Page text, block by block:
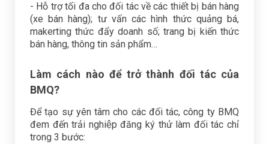
- Hỗ trợ tối đa cho đối tác về các thiết bị bán hàng
(xe bán hàng); tư vấn các hình thức quảng bá,
makerting thức đẩy doanh số; trang bị kiến thức
bán hàng, thông tin sản phẩm…
Làm cách nào để trở thành đối tác của
BMQ?
Để tạo sự yên tâm cho các đối tác, công ty BMQ
đem đến trải nghiệp đăng ký thử làm đối tác chỉ
trong 3 bước: